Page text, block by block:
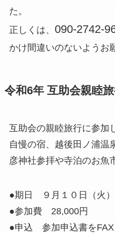
た。
正しくは、 090-2742-
かけ間違いのないようお
令和6年 互助会親睦
互助会の親睦旅行に参加
自慢の宿、越後田ノ浦温
彦神社参拝や寺泊のお魚
●期日 ９月１０日（火）
●参加費 28,000円
●申込 参加申込書をFAX